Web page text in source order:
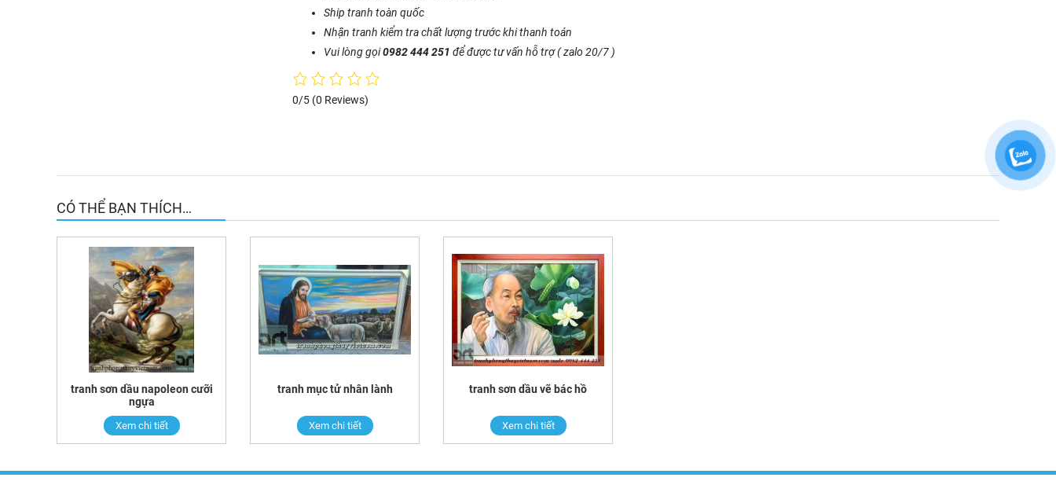
Ship tranh toàn quốc
Nhận tranh kiểm tra chất lượng trước khi thanh toán
Vui lòng gọi0982 444 251 để được tư vấn hỗ trợ ( zalo 20/7 )
0/5 (0 Reviews)
CÓ THỂ BẠN THÍCH…
tranh sơn dầu napoleon cưỡi
ngựa
Xem chi tiết
tranh mục tử nhân lành
Xem chi tiết
tranh sơn dầu vẽ bác hồ
Xem chi tiết